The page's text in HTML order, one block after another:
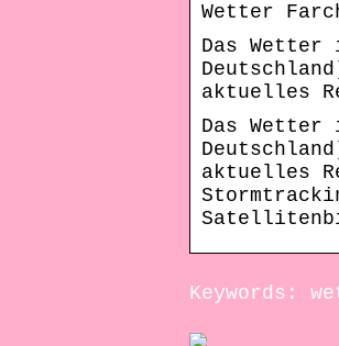
Wetter
Das Wetter
aktuelles
Das Wetter
aktuelles
Keywords: